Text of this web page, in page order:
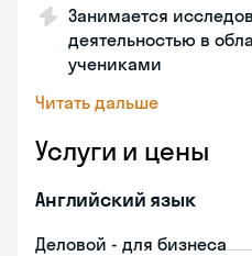
Занимается
деятельностью в
учениками
Читать дальше
Услуги и цены
Английский язык
Деловой - для бизнеса